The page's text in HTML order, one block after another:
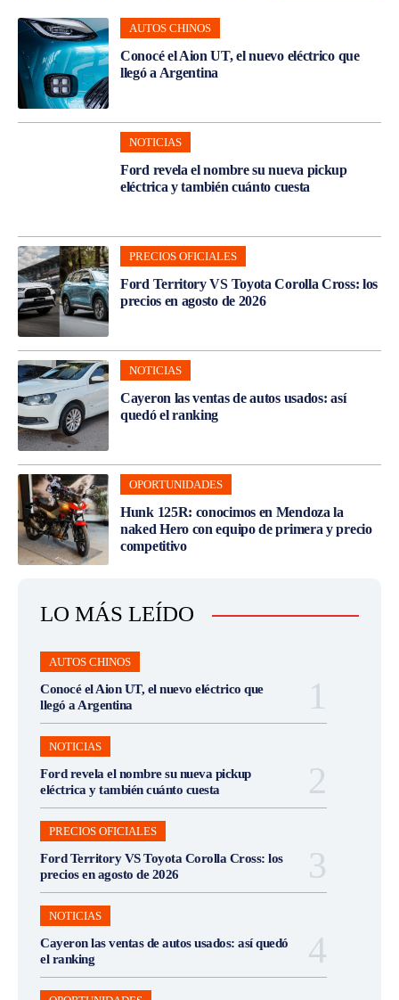
AUTOS CHINOS
Conocé el Aion UT, el nuevo eléctrico que
llegó a Argentina
NOTICIAS
Ford revela el nombre su nueva pickup
eléctrica y también cuánto cuesta
PRECIOS OFICIALES
Ford Territory VS Toyota Corolla Cross: los
precios en agosto de 2026
NOTICIAS
Cayeron las ventas de autos usados: así
quedó el ranking
OPORTUNIDADES
Hunk 125R: conocimos en Mendoza la
naked Hero con equipo de primera y precio
competitivo
LO MÁS LEÍDO
AUTOS CHINOS
Conocé el Aion UT, el nuevo eléctrico que
llegó a Argentina
NOTICIAS
Ford revela el nombre su nueva pickup
eléctrica y también cuánto cuesta
PRECIOS OFICIALES
Ford Territory VS Toyota Corolla Cross: los
precios en agosto de 2026
NOTICIAS
Cayeron las ventas de autos usados: así quedó
el ranking